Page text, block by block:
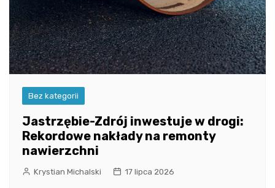
Bez kategorii
Jastrzębie-Zdrój inwestuje w drogi:
Rekordowe nakłady na remonty
nawierzchni
Krystian Michalski 17 lipca 2026